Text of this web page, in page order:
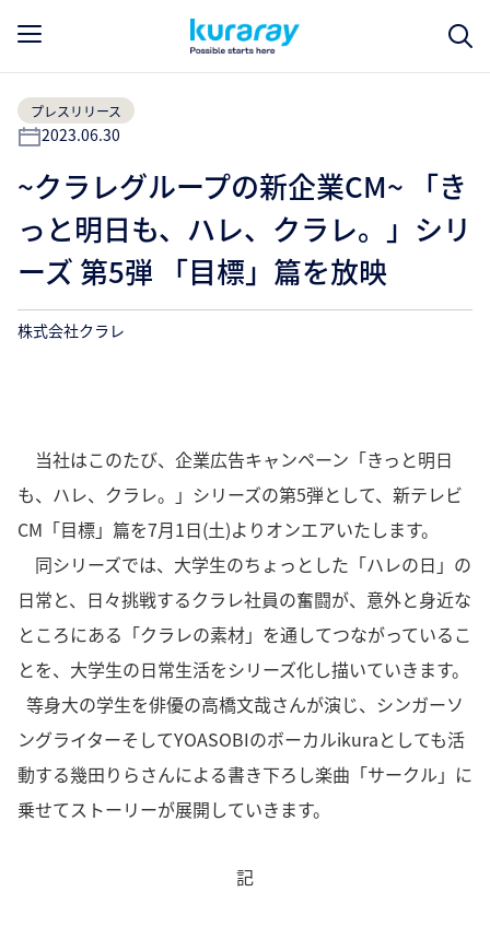
プレスリリース
2023.06.30
~クラレグループの新企業CM~ 「き
っと明日も、ハレ、クラレ。」シリ
ーズ 第5弾 「目標」篇を放映
株式会社クラレ
当社はこのたび、企業広告キャンペーン「きっと明日
も、ハレ、クラレ。」シリーズの第5弾として、新テレビ
CM「目標」篇を7月1日(土)よりオンエアいたします。
同シリーズでは、大学生のちょっとした「ハレの日」の
日常と、日々挑戦するクラレ社員の奮闘が、意外と身近な
ところにある「クラレの素材」を通してつながっているこ
とを、大学生の日常生活をシリーズ化し描いていきます。
等身大の学生を俳優の高橋文哉さんが演じ、シンガーソ
ングライターそしてYOASOBIのボーカルikuraとしても活
動する幾田りらさんによる書き下ろし楽曲「サークル」に
乗せてストーリーが展開していきます。
記